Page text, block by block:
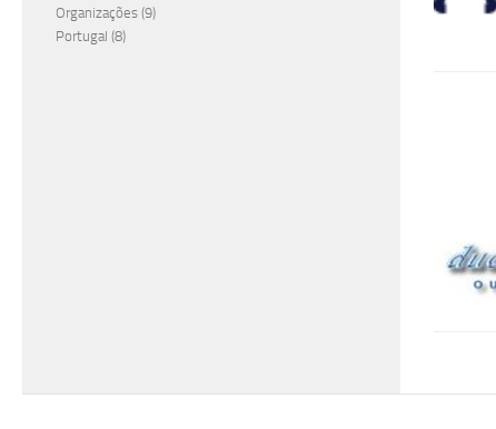
Organizações (9)
Portugal (8)